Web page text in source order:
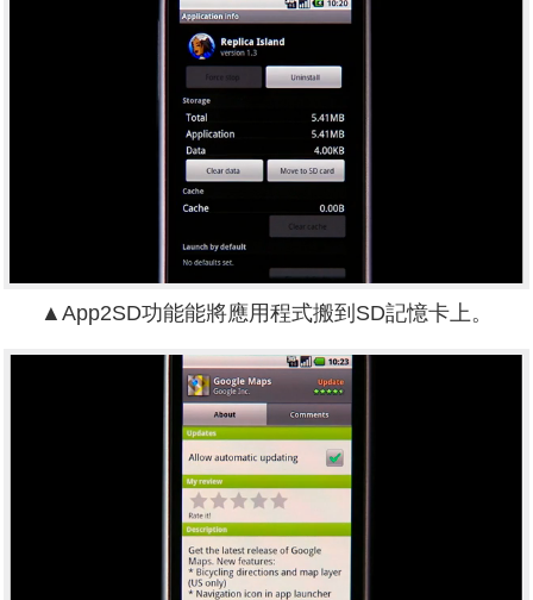
▲App2SD功能能將應用程式搬到SD記憶卡上。